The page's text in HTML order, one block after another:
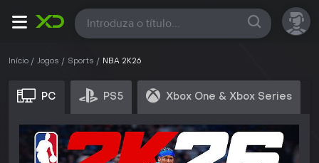
Todas
Início Jogos Sports NBA 2K26
PC PS5 Xbox One & Xbox Series